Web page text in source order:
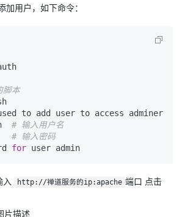
加用户，如下命令：
脚本
to add user to access adminer
# 输入用户名
# 输入密码
for
入 http://禅道服务的ip:apache 端口 点击